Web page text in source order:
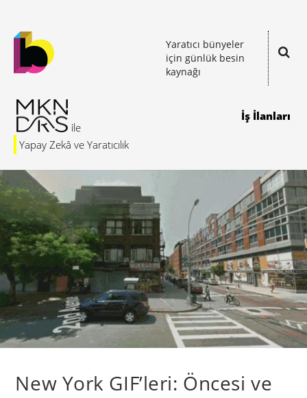
Yaratıcı bünyeler
için günlük besin
kaynağı
Yapay Zekâ ve Yaratıcılık
İş İlanları
New York GIF’leri: Öncesi ve